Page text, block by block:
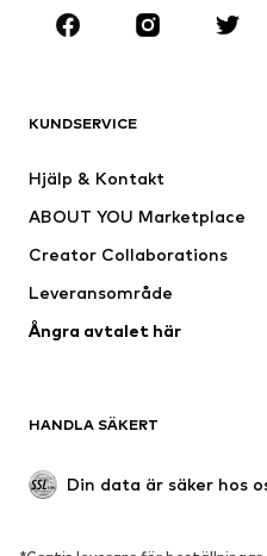
Premium
Nytt
Underkläder
Kappor
Badkläder
Upcycling
KUNDSERVICE
Hjälp & Kontakt
ABOUT YOU Marketplace
Creator Collaborations
Leveransområde
Ångra avtalet här
HANDLA SÄKERT
Din data är säker hos